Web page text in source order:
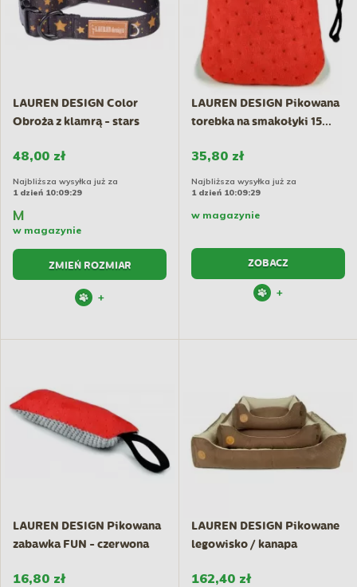
LAUREN DESIGN Color
Obroża z klamrą - stars
48,00 zł
Najbliższa wysyłka już za
1 dzień 10:09:29
M
w magazynie
ZMIEŃ ROZMIAR
+
LAUREN DESIGN Pikowana
torebka na smakołyki 15...
35,80 zł
Najbliższa wysyłka już za
1 dzień 10:09:29
w magazynie
ZOBACZ
+
LAUREN DESIGN Pikowana
zabawka FUN - czerwona
16,80 zł
LAUREN DESIGN Pikowane
legowisko / kanapa
162,40 zł